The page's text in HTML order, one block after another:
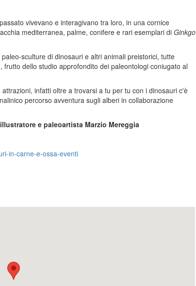
vivevano e interagivano tra loro, in una cornice
mediterranea, palme, conifere e rari esemplari di Ginkgo
sculture di dinosauri e altri animali preistorici, tutte
dello studio approfondito dei paleontologi coniugato al
infatti oltre a trovarsi a tu per tu con i dinosauri c'è
percorso avventura sugli alberi in collaborazione
e paleoartista Marzio Mereggia
in-carne-e-ossa-eventi